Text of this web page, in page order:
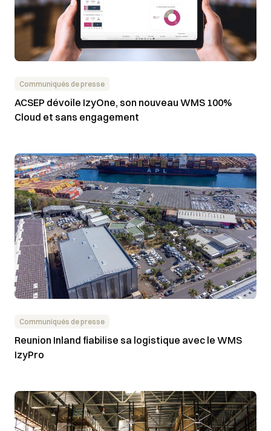
Communiqués de presse
ACSEP dévoile IzyOne, son nouveau WMS 100%
Cloud et sans engagement
Communiqués de presse
Reunion Inland fiabilise sa logistique avec le WMS
IzyPro